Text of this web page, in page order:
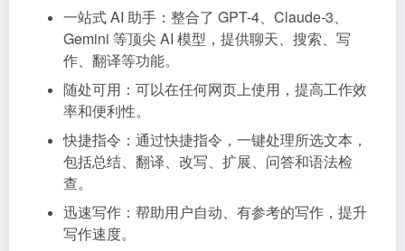
一站式 AI 助手：整合了 GPT-4、Claude-3、
Gemini 等顶尖 AI 模型，提供聊天、搜索、写
作、翻译等功能。
随处可用：可以在任何网页上使用，提高工作效
率和便利性。
快捷指令：通过快捷指令，一键处理所选文本，
包括总结、翻译、改写、扩展、问答和语法检
查。
迅速写作：帮助用户自动、有参考的写作，提升
写作速度。